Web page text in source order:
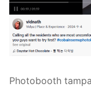
Photobooth